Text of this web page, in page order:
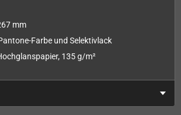
mm
Farbe und Selektivlack
135 g/m²